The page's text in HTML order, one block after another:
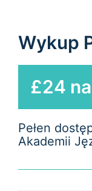
Wykup
£24
Pełen
Akademii